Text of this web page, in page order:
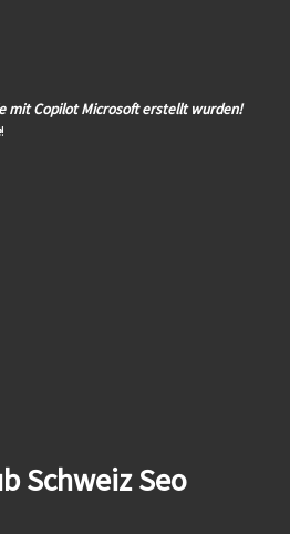
mit Copilot Microsoft erstellt wurden!
!
Schweiz Seo